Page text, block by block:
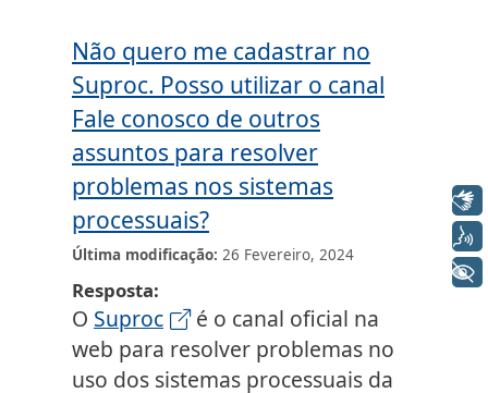
Não quero me cadastrar no
Suproc. Posso utilizar o canal
Fale conosco de outros
assuntos para resolver
problemas nos sistemas
processuais?
Última modificação 26 Fevereiro, 2024
Resposta
O Suproc
é o canal oficial na
web para resolver problemas no
uso dos sistemas processuais da